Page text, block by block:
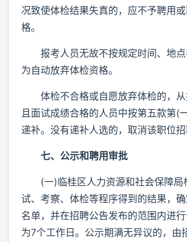
况致使体检结果失真的，应不予聘用
格。
报考人员无故不按规定时间、地点
为自动放弃体检资格。
体检不合格或自愿放弃体检的，从
且面试成绩合格的人员中按第五款第(
递补。没有递补人选的，取消该职位招
七、公示和聘用审批
(一)临桂区人力资源和社会保障局
试、考察、体检等程序得到的结果，
名单，并在招聘公告发布的范围内进
为7个工作日。公示期满无异议的，由